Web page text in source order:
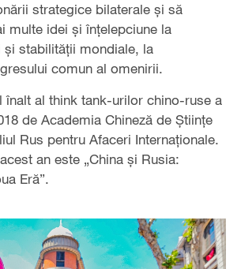
strategice bilaterale și să
multe idei și înțelepciune la
și stabilității mondiale, la
comun al omenirii.
înalt al think tank-urilor chino-ruse a
de Academia Chineză de Științe
Rus pentru Afaceri Internaționale.
an este „China și Rusia:
Eră”.